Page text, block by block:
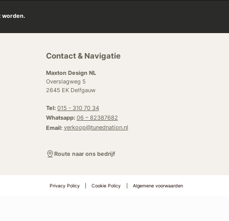
worden.
Contact & Navigatie
Maxton Design NL
Overslagweg 5
2645 EK Delfgauw
Tel: 015 - 310 70 34
Whatsapp: 06 – 82387682
Email: verkoop@tunednation.nl
Route naar ons bedrijf
Privacy Policy Cookie Policy Algemene voorwaarden